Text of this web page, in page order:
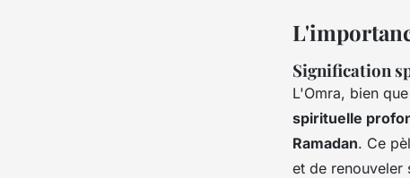
Signification
L'Omra, bien
spirituelle
Ramadan. Ce
et de renouveler